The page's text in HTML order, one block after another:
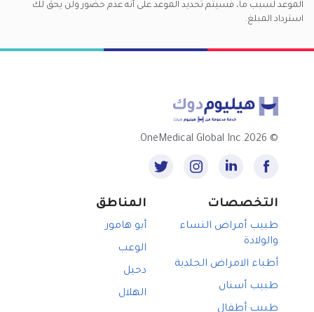
الموعد لسبب ما، فسيتم تحديد الموعد على أنه عدم حضور ولن يحق لك
استرداد المبلغ.
©
2026 OneMedical Global Inc.
التخصصات
طبيب أمراض النساء
والولادة
أطباء الامراض الجلدية
طبيب أسنان
طبيب أطفال
المناطق
أبو هامور
الوعب
دحيل
الهلال